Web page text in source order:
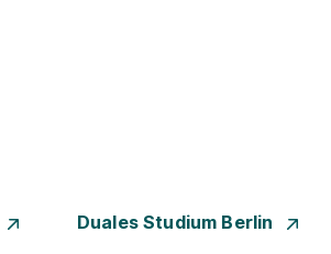
Duales Studium Berlin